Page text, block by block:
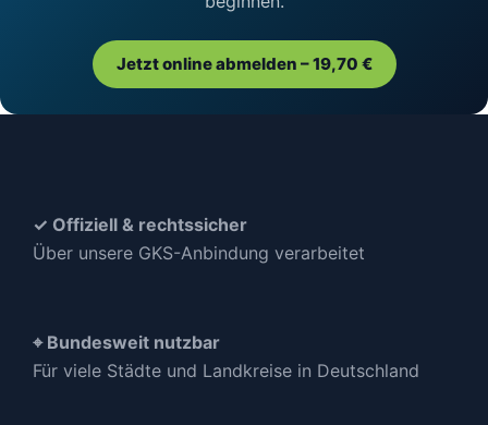
Jetzt online abmelden – 19,70 €
✓ Offiziell & rechtssicher
Über unsere GKS-Anbindung verarbeitet
⌖ Bundesweit nutzbar
Für viele Städte und Landkreise in Deutschland